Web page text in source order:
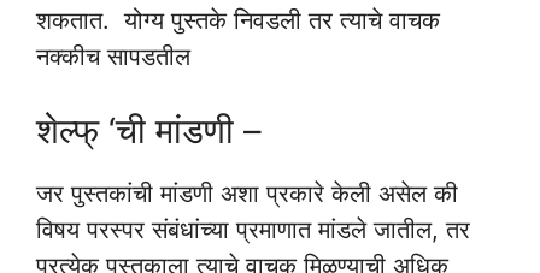
शकतात. योग्य पुस्तके निवडली तर त्याचे वाचक
नक्कीच सापडतील
शेल्फ् ‘ची मांडणी –
जर पुस्तकांची मांडणी अशा प्रकारे केली असेल की
विषय परस्पर संबंधांच्या प्रमाणात मांडले जातील, तर
प्रत्येक पुस्तकाला त्याचे वाचक मिळण्याची अधिक